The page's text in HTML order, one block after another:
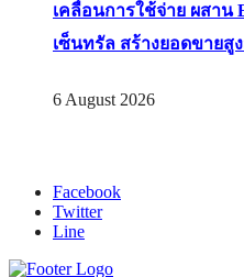
เคลื่อนการใช้จ่าย ผสาน
เซ็นทรัล สร้างยอดขายสู
6 August 2026
Facebook
Twitter
Line